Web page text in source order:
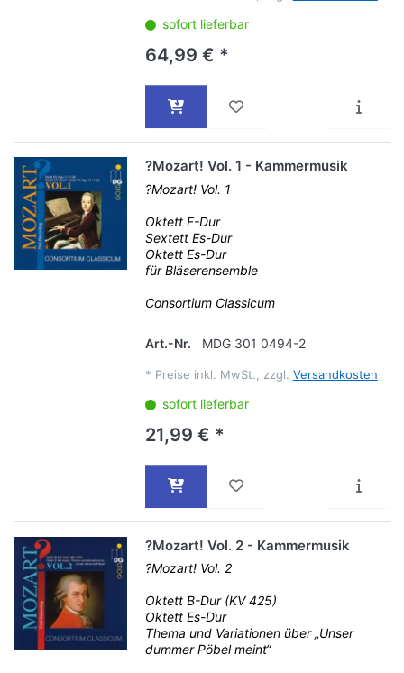
sofort lieferbar
64,99 € *
?Mozart! Vol. 1 - Kammermusik
?Mozart! Vol. 1
Oktett F-Dur
Sextett Es-Dur
Oktett Es-Dur
für Bläserensemble
Consortium Classicum
Art.-Nr. MDG 301 0494-2
* Preise inkl. MwSt., zzgl. Versandkosten
sofort lieferbar
21,99 € *
?Mozart! Vol. 2 - Kammermusik
?Mozart! Vol. 2
Oktett B-Dur (KV 425)
Oktett Es-Dur
Thema und Variationen über „Unser
dummer Pöbel meint“